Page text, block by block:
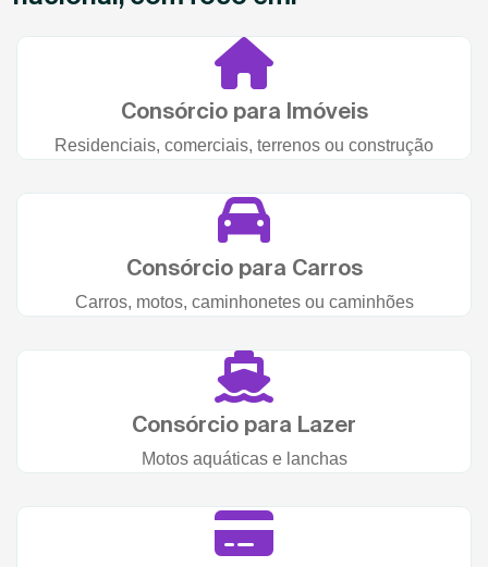
Consórcio para Imóveis
Residenciais, comerciais, terrenos ou construção
Consórcio para Carros
Carros, motos, caminhonetes ou caminhões
Consórcio para Lazer
Motos aquáticas e lanchas